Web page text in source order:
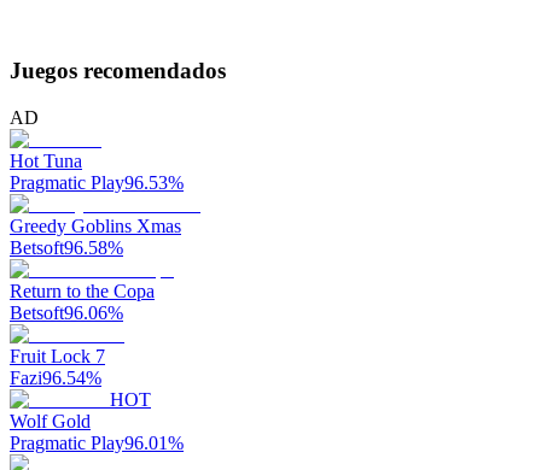
Juegos recomendados
AD
Hot Tuna
Pragmatic Play96.53%
Greedy Goblins Xmas
Betsoft96.58%
Return to the Copa
Betsoft96.06%
Fruit Lock 7
Fazi96.54%
HOT
Wolf Gold
Pragmatic Play96.01%